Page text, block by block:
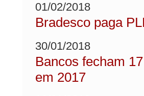
01/02/2018
Bradesco paga
30/01/2018
Bancos fecham
em 2017